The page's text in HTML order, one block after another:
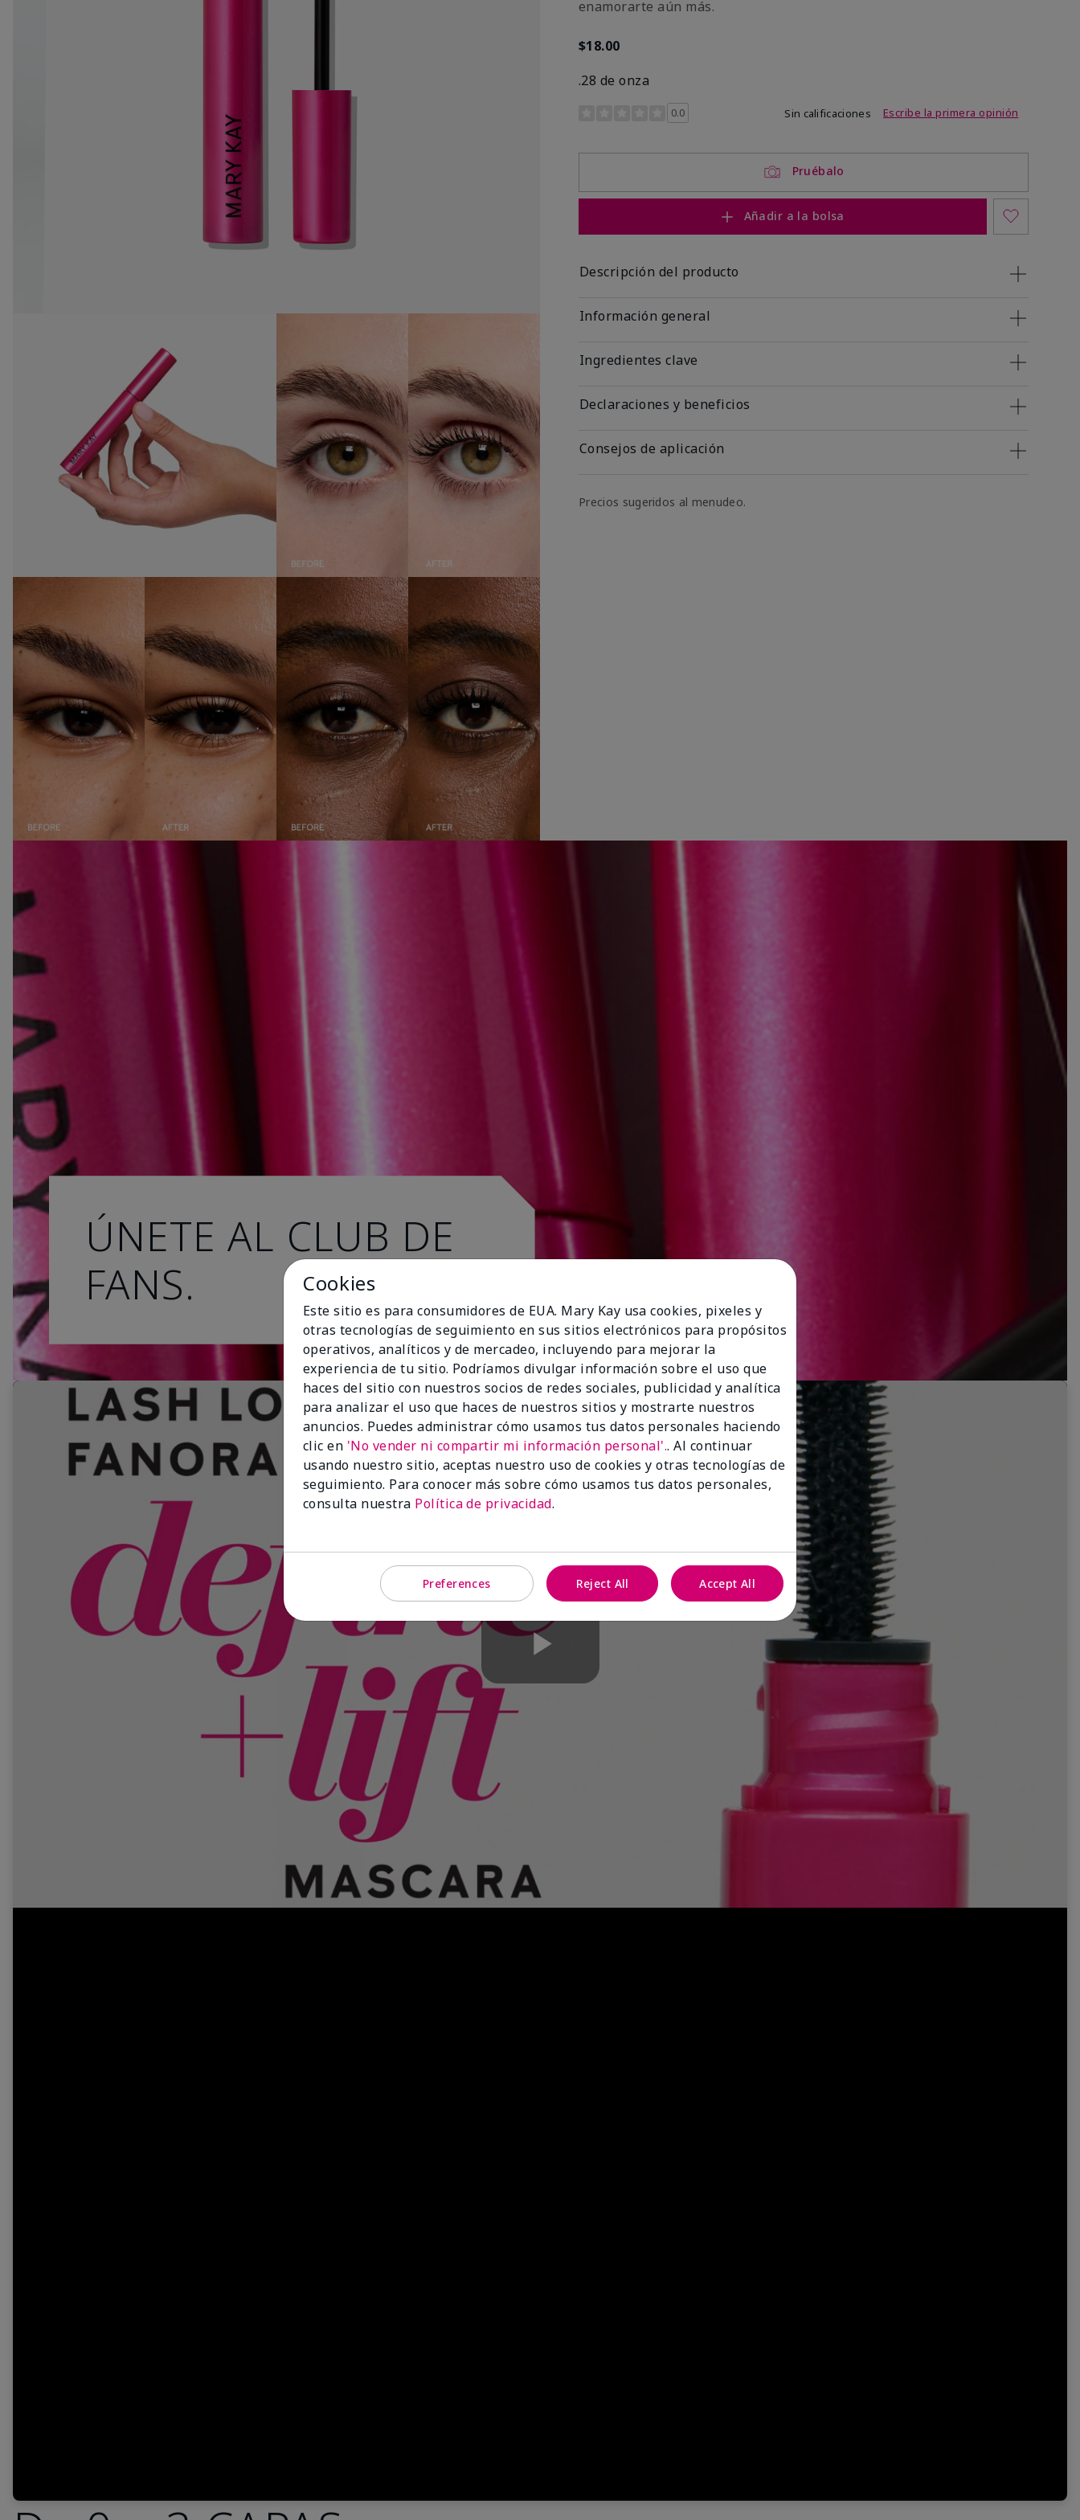
enamorarte aún más.
$18.00
.28 de onza
Calificación de clientes de 3,4 de 5
0.0 Sin calificaciones Escribe la primera opinión
Pruébalo
Añadir a la bolsa
Descripción del producto
Información general
Ingredientes clave
Declaraciones y beneficios
Consejos de aplicación
Precios sugeridos al menudeo.
ÚNETE AL CLUB DE
FANS.
Play
Cookies
Este sitio es para consumidores de EUA. Mary Kay usa cookies, pixeles y
otras tecnologías de seguimiento en sus sitios electrónicos para propósitos
operativos, analíticos y de mercadeo, incluyendo para mejorar la
experiencia de tu sitio. Podríamos divulgar información sobre el uso que
haces del sitio con nuestros socios de redes sociales, publicidad y analítica
para analizar el uso que haces de nuestros sitios y mostrarte nuestros
anuncios. Puedes administrar cómo usamos tus datos personales haciendo
clic en 'No vender ni compartir mi información personal'.. Al continuar
usando nuestro sitio, aceptas nuestro uso de cookies y otras tecnologías de
seguimiento. Para conocer más sobre cómo usamos tus datos personales,
consulta nuestra Política de privacidad.
Preferences Reject All Accept All